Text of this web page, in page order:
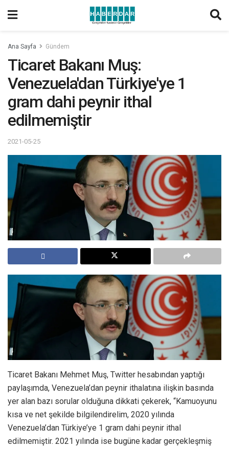
Ana Sayfa Gündem
Ticaret Bakanı Muş:
Venezuela'dan Türkiye'ye 1
gram dahi peynir ithal
edilmemiştir
2021-05-25
Ticaret Bakanı Mehmet Muş, Twitter hesabından yaptığı
paylaşımda, Venezuela’dan peynir ithalatına ilişkin basında
yer alan bazı sorular olduğuna dikkati çekerek, “Kamuoyunu
kısa ve net şekilde bilgilendirelim, 2020 yılında
Venezuela’dan Türkiye’ye 1 gram dahi peynir ithal
edilmemiştir. 2021 yılında ise bugüne kadar gerçekleşmiş